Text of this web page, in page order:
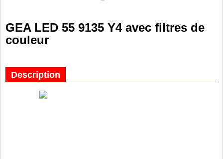
GEA LED 55 9135 Y4 avec filtres de
couleur
Description